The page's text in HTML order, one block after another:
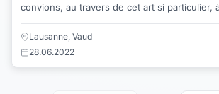
convions, au travers de cet art si particulier,
Lausanne, Vaud
28.06.2022